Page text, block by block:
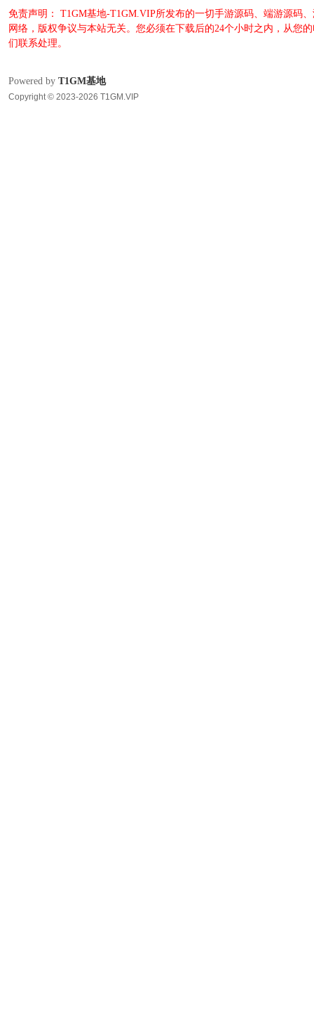
免责声明： T1GM基地-T1GM.VIP所发布的一切手游源码、端游源码
网络，版权争议与本站无关。您必须在下载后的24个小时之内，从您
们联系处理。
Powered by T1GM基地
Copyright © 2023-2026 T1GM.VIP